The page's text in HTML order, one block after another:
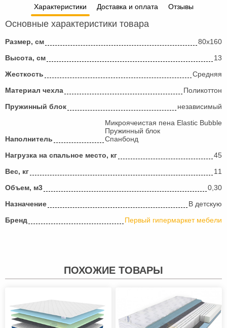
Характеристики Доставка и оплата Отзывы
Основные характеристики товара
Размер, см
80х160
Высота, см
13
Жесткость
Средняя
Материал чехла
Поликоттон
Пружинный блок
независимый
Наполнитель
Микроячеистая пена Elastic Bubble
Пружинный блок
Спанбонд
Нагрузка на спальное место, кг
45
Вес, кг
11
Объем, м3
0,30
Назначение
В детскую
Бренд
Первый гипермаркет мебели
ПОХОЖИЕ ТОВАРЫ